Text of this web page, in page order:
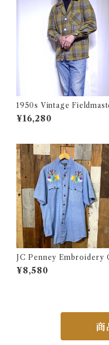
1950s Vintage
Wool Topstar Style
USA ヴィンテージ トップ
¥16,280
JC Penney Embroidery
ambray Shirt / ジェイシー
ニー 刺繍入り シャンブレー
¥8,580
商